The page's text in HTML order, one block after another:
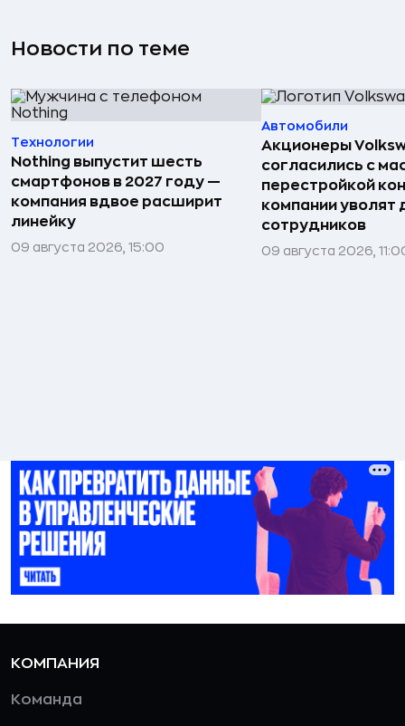
Новости по теме
Технологии
Nothing выпустит шесть
смартфонов в 2027 году —
компания вдвое расширит
линейку
09 августа 2026, 15:00
Автомобили
Акционеры
согласились с
перестройкой
компании уволят
сотрудников
09 августа 2026,
КОМПАНИЯ
Команда